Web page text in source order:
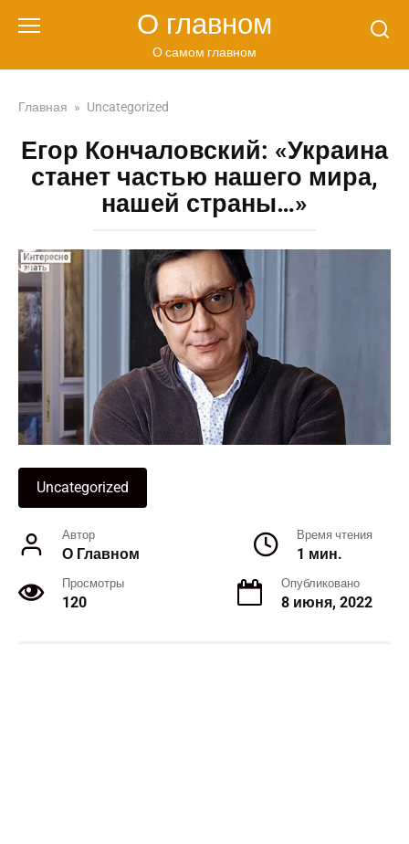
О главном
О самом главном
Главная » Uncategorized
Егор Кончаловский: «Украина
станет частью нашего мира,
нашей страны…»
Uncategorized
Автор
О Главном
Время чтения
1 мин.
Просмотры
120
Опубликовано
8 июня, 2022